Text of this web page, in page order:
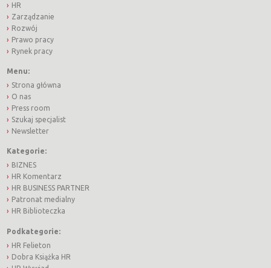
HR
Zarządzanie
Rozwój
Prawo pracy
Rynek pracy
Menu:
Strona główna
O nas
Press room
Szukaj specjalist
Newsletter
Kategorie:
BIZNES
HR Komentarz
HR BUSINESS PARTNER
Patronat medialny
HR Biblioteczka
Podkategorie:
HR Felieton
Dobra Książka HR